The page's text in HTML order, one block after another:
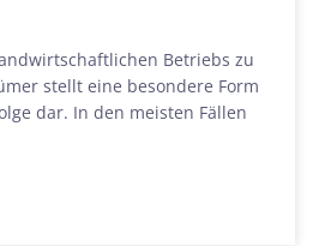
Betriebs zu
stellt eine besondere Form
dar. In den meisten Fällen